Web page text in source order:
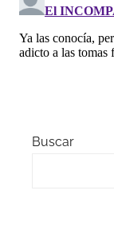
Buscar